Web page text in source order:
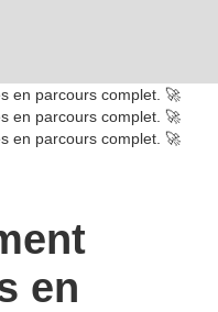
en parcours complet. 🚀
en parcours complet. 🚀
en parcours complet. 🚀
en